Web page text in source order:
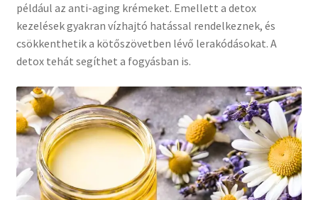
például az anti-aging krémeket. Emellett a detox
kezelések gyakran vízhajtó hatással rendelkeznek, és
csökkenthetik a kötőszövetben lévő lerakódásokat. A
detox tehát segíthet a fogyásban is.